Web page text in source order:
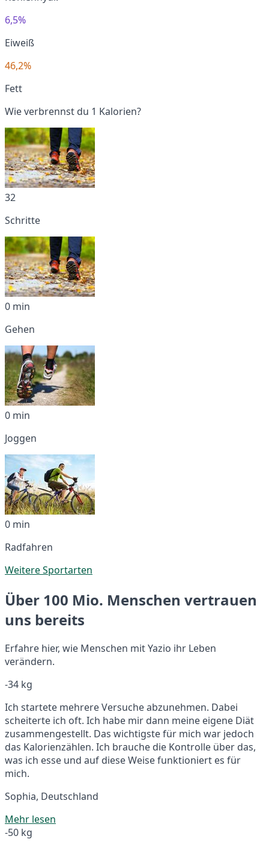
6,5%
Eiweiß
46,2%
Fett
Wie verbrennst du 1 Kalorien?
32
Schritte
0 min
Gehen
0 min
Joggen
0 min
Radfahren
Weitere Sportarten
Über 100 Mio. Menschen vertrauen
uns bereits
Erfahre hier, wie Menschen mit Yazio ihr Leben
verändern.
-34 kg
Ich startete mehrere Versuche abzunehmen. Dabei
scheiterte ich oft. Ich habe mir dann meine eigene Diät
zusammengestellt. Das wichtigste für mich war jedoch
das Kalorienzählen. Ich brauche die Kontrolle über das,
was ich esse und auf diese Weise funktioniert es für
mich.
Sophia, Deutschland
Mehr lesen
-50 kg